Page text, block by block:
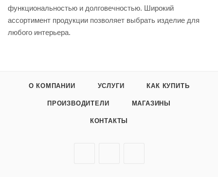
функциональностью и долговечностью. Широкий
ассортимент продукции позволяет выбрать изделие для
любого интерьера.
О КОМПАНИИ УСЛУГИ КАК КУПИТЬ
ПРОИЗВОДИТЕЛИ МАГАЗИНЫ
КОНТАКТЫ